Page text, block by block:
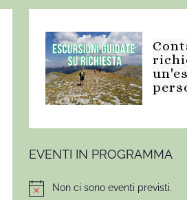
EVENTI IN PROGRAMMA
NoticeNon ci sono eventi previsti.